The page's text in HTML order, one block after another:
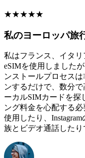
★★★★★
私のヨーロッパ旅
私はフランス、イタ
eSIMを使用しました
ンストールプロセス
ンするだけで、数分
ーカルSIMカードを探
ング料金を心配する
使用したり、
族とビデオ通話した